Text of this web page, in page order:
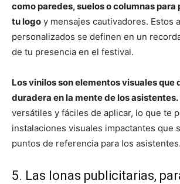
como paredes, suelos o columnas para
tu logo y mensajes cautivadores. Estos
personalizados se definen en un
de tu presencia en el festival.
Los vinilos son elementos visuales que
duradera en la mente de los asistentes.
versátiles y fáciles de aplicar, lo que te
instalaciones visuales impactantes que
puntos de referencia para los asistentes.
5. Las lonas publicitarias,